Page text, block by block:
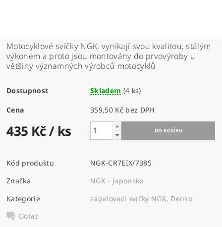
Motocyklové svíčky NGK, vynikají svou kvalitou, stálým
výkonem a proto jsou montovány do prvovýroby u
většiny významných výrobců motocyklů
Dostupnost Skladem (4 ks)
Cena 359,50 Kč bez DPH
435 Kč/ ks
Kód produktu
NGK-CR7EIX/7385
Značka
NGK - Japonsko
Kategorie
zapalovací svíčky NGK, Denso
Dotaz